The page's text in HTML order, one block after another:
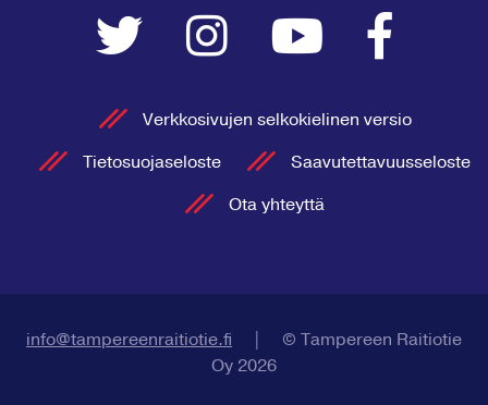
Verkkosivujen selkokielinen versio
Tietosuojaseloste
Saavutettavuusseloste
Ota yhteyttä
info@tampereenraitiotie.fi
© Tampereen Raitiotie
Oy 2026